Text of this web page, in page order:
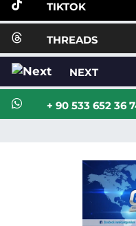
TIKTOK
THREADS
NEXT
+ 90 533 652 36